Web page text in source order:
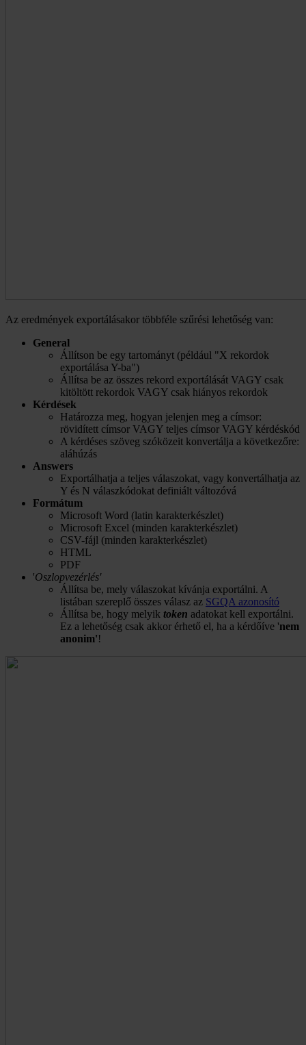
Az eredmények exportálásakor többféle szűrési lehetőség van:
General
Állítson be egy tartományt (például "X rekordok
exportálása Y-ba")
Állítsa be az összes rekord exportálását VAGY csak
kitöltött rekordok VAGY csak hiányos rekordok
Kérdések
Határozza meg, hogyan jelenjen meg a címsor:
rövidített címsor VAGY teljes címsor VAGY kérdéskód
A kérdéses szöveg szóközeit konvertálja a következőre:
aláhúzás
Answers
Exportálhatja a teljes válaszokat, vagy konvertálhatja az
Y és N válaszkódokat definiált változóvá
Formátum
Microsoft Word (latin karakterkészlet)
Microsoft Excel (minden karakterkészlet)
CSV-fájl (minden karakterkészlet)
HTML
PDF
'Oszlopvezérlés'
Állítsa be, mely válaszokat kívánja exportálni. A
listában szereplő összes válasz az SGQA azonosító
Állítsa be, hogy melyik token adatokat kell exportálni.
Ez a lehetőség csak akkor érhető el, ha a kérdőíve 'nem
anonim'!